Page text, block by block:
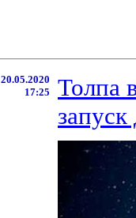
20.05.2020
17:25
Толпа